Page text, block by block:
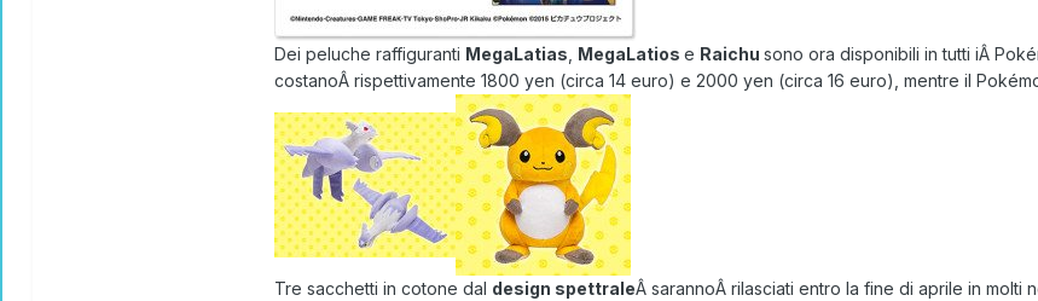
Dei peluche raffiguranti MegaLatias MegaLatios e Raichu sono ora disponibili in tutti iÂ
costanoÂ rispettivamente 1800 yen (circa 14 euro) e 2000 yen (circa 16 euro), mentre il
Tre sacchetti in cotone dal design spettraleÂ sarannoÂ rilasciati entro la fine di aprile in